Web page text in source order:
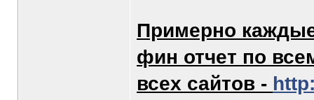
Примерно
фин отчет по
всех сайтов -